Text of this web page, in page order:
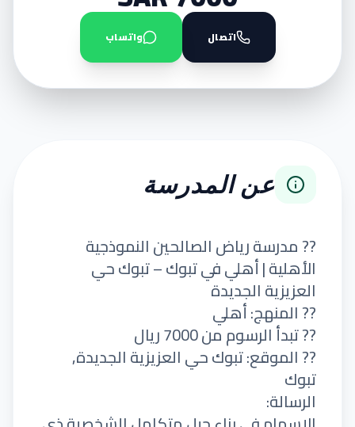
اتصال واتساب
عن المدرسة
?? مدرسة رياض الصالحين النموذجية
الأهلية | أهلي في تبوك – تبوك حي
العزيزية الجديدة
?? المنهج: أهلي
?? تبدأ الرسوم من 7000 ريال
?? الموقع: تبوك حي العزيزية الجديدة,
تبوك
الرسالة: